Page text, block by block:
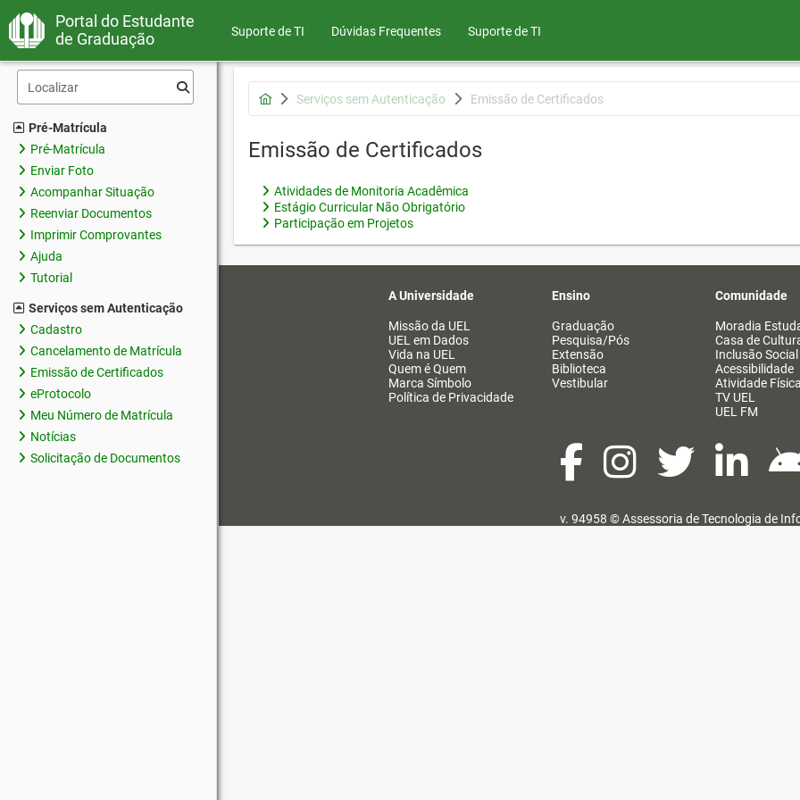
Portal do Estudante
de Graduação
Suporte de TI Dúvidas Frequentes Suporte de TI
Pré-Matrícula
Pré-Matrícula
Enviar Foto
Acompanhar Situação
Reenviar Documentos
Imprimir Comprovantes
Ajuda
Tutorial
Serviços sem Autenticação
Cadastro
Cancelamento de Matrícula
Emissão de Certificados
eProtocolo
Meu Número de Matrícula
Notícias
Solicitação de Documentos
Serviços sem Autenticação Emissão de Certificados
Emissão de Certificados
Atividades de Monitoria Acadêmica
Estágio Curricular Não Obrigatório
Participação em Projetos
A Universidade
Missão da UEL
UEL em Dados
Vida na UEL
Quem é Quem
Marca Símbolo
Política de Privacidade
Ensino
Graduação
Pesquisa/Pós
Extensão
Biblioteca
Vestibular
Comunidade
Moradia
Casa de
Inclusão Social
Acessibilidade
Atividade Física
TV UEL
UEL FM
v. 94958 ©Assessoria de Tecnologia de